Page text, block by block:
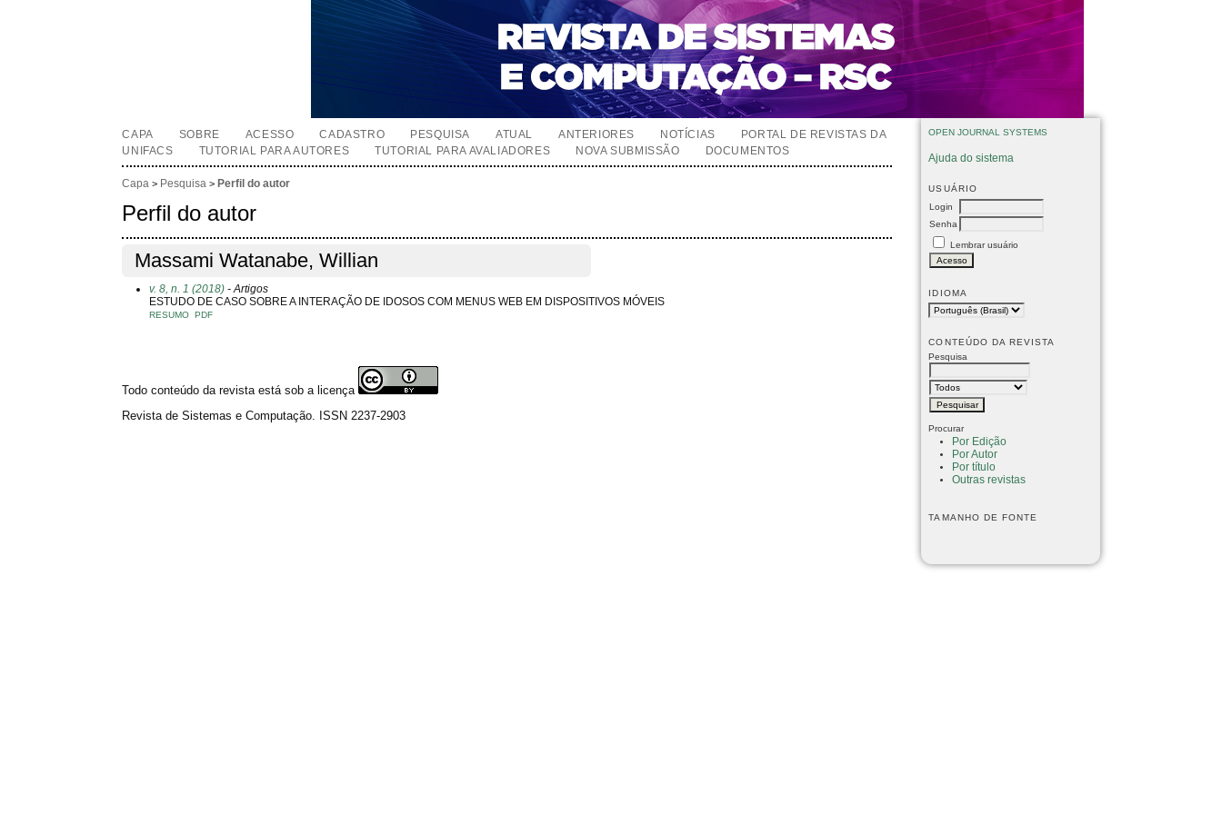
OPEN JOURNAL SYSTEMS
Ajuda do sistema
USUÁRIO
Login
Senha
Lembrar usuário
IDIOMA
CONTEÚDO DA REVISTA
Pesquisa
Procurar
Por Edição
Por Autor
Por título
Outras revistas
TAMANHO DE FONTE
CAPA SOBRE ACESSO CADASTRO PESQUISA ATUAL ANTERIORES NOTÍCIAS
PORTAL DE REVISTAS DA
UNIFACS
TUTORIAL PARA AUTORES TUTORIAL PARA AVALIADORES NOVA SUBMISSÃO DOCUMENTOS
Capa > Pesquisa > Perfil do autor
Perfil do autor
Massami Watanabe, Willian
v. 8, n. 1 (2018) - Artigos
ESTUDO DE CASO SOBRE A INTERAÇÃO DE IDOSOS COM MENUS WEB EM DISPOSITIVOS MÓVEIS
RESUMO PDF
Todo conteúdo da revista está sob a licença
Revista de Sistemas e Computação. ISSN 2237-2903